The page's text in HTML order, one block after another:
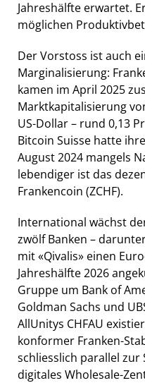
Jahreshälfte erwartet.
möglichen
Der Vorstoss ist auch
Marginalisierung:
kamen im April 2025
Marktkapitalisierung
US-Dollar – rund 0,13
Bitcoin Suisse hatte
August 2024 mangels
lebendiger ist das
Frankencoin (ZCHF).
International wächst
zwölf Banken –
mit «Qivalis» einen
Jahreshälfte 2026
Gruppe um Bank of
Goldman Sachs und
AllUnitys CHFAU
konformer Franken-
schliesslich parallel zur
digitales Wholesale-